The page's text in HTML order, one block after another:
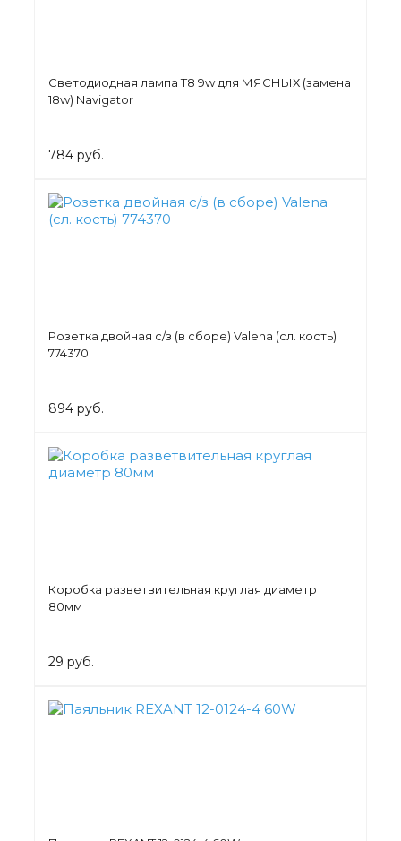
Светодиодная лампа Т8 9w для МЯСНЫХ (замена
18w) Navigator
784 руб.
Розетка двойная с/з (в сборе) Valena (сл. кость)
774370
894 руб.
Коробка разветвительная круглая диаметр
80мм
29 руб.